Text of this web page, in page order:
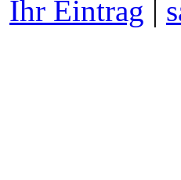
Ihr Eintrag |